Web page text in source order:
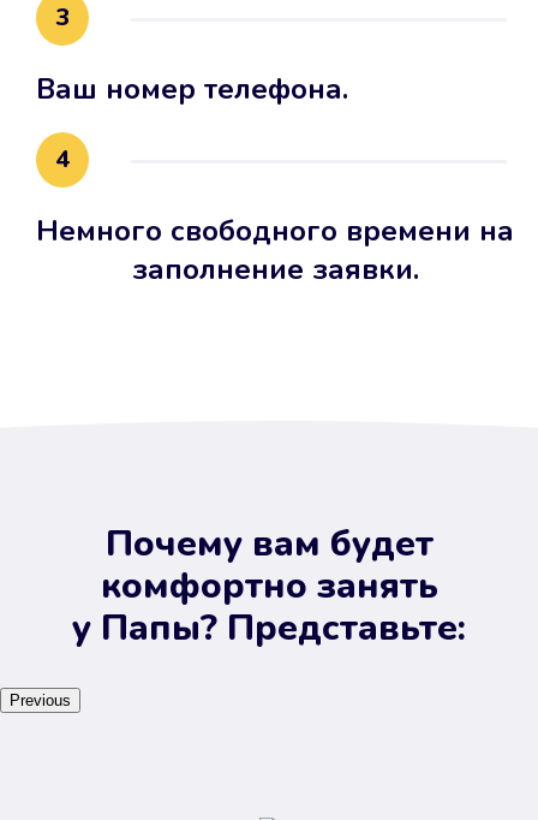
3
Ваш номер телефона.
4
Немного свободного времени на
заполнение заявки.
Почему вам будет
комфортно занять
у Папы? Представьте:
Previous